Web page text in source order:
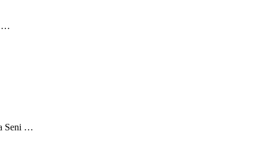
…
Seni …